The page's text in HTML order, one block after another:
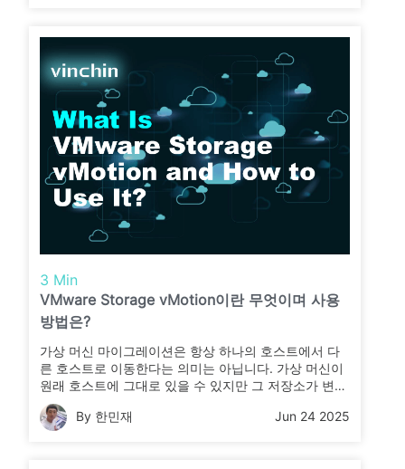
3 Min
VMware Storage vMotion이란 무엇이며 사용
방법은?
가상 머신 마이그레이션은 항상 하나의 호스트에서 다
른 호스트로 이동한다는 의미는 아닙니다. 가상 머신이
원래 호스트에 그대로 있을 수 있지만 그 저장소가 변경
될 수도 있습니다. 이 기사에서 VMware Storage
vMotion이 무엇이며 어떻게 사용하는지 확인하십시오.
By 한민재 Jun 24 2025